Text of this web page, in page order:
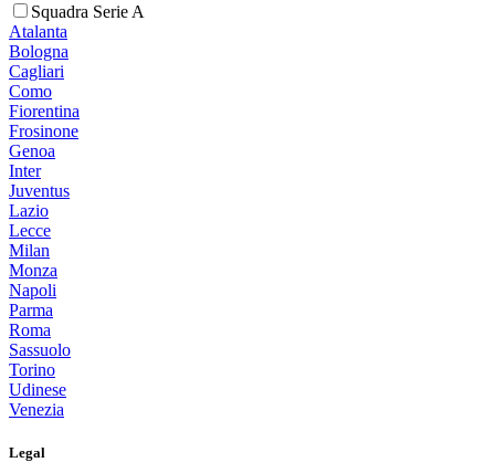
Squadra Serie A
Atalanta
Bologna
Cagliari
Como
Fiorentina
Frosinone
Genoa
Inter
Juventus
Lazio
Lecce
Milan
Monza
Napoli
Parma
Roma
Sassuolo
Torino
Udinese
Venezia
Legal